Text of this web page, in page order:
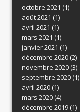
octobre 2021 (1)
août 2021 (1)
avril 2021 (1)
mars 2021 (1)
janvier 2021 (1)
décembre 2020(2)
novembre 2020(3)
septembre 2020(1)
avril 2020(1)
mars 2020(4)
décembre 2019(1)